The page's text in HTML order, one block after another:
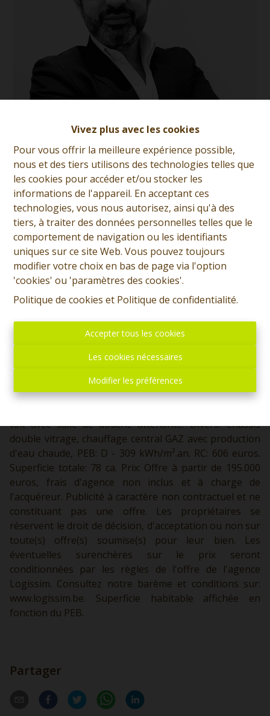
Vivez plus avec les cookies
Pour vous offrir la meilleure expérience possible,
nous et des tiers utilisons des technologies telles que
les cookies pour accéder et/ou stocker les
informations de l'appareil. En acceptant ces
technologies, vous nous autorisez, ainsi qu'à des
tiers, à traiter des données personnelles telles que le
comportement de navigation ou les identifiants
uniques sur ce site Web. Vous pouvez toujours
modifier votre choix en bas de page via l'option
'cookies' ou 'paramètres des cookies'.
Politique de cookies et Politique de confidentialité.
Accepter tous les cookies
Les cookies nécessaires
Modifier les préférences
Giorgio Marsala
Demande d'informations
+32 (0)65 31 96 96
4 1 1 141 m²
78 m²
Prix: Offre à partir de 195.000 euros, frais d'agence non
inclus et à charge de l'acquéreur. Chouette maison
habitable rapidement et comprenant: Sous-sol:
Cave/chaufferie (accessible par une trappe). Rez: Living,
cuisine meublée, coin buanderie, WC séparé, cour, pas
de jardin. Etage: Hall de nuit distribuant 3 chambres,
toit avec salle de douche attenante. Divers: Châssis
double vitrage, chauffage central GAZ avec production
d'eau chaude, PEB: D - 309 kWh/m².an. RC: 606 euros.
Superficie totale: 78 ca. Prix: Offre à partir de 195.000
euros, frais d'agence non inclus et à charge de
l'acquéreur. Publicité à caractère non contractuel et ne
constituant pas une offre. Les propriétaires se
réservent le droit de décision, d'acceptation ou non sur
toute(s) offre(s) soumise(s) pour leur bien. Les
éventuelles surenchères sur le prix seront
conditionnées par les règles de l'offre de l'agence
Logissim. Consultez notre barème et conditions sur:
www.logissim.be. Superficie habitable affichée en
fonction du PEB.
Partager